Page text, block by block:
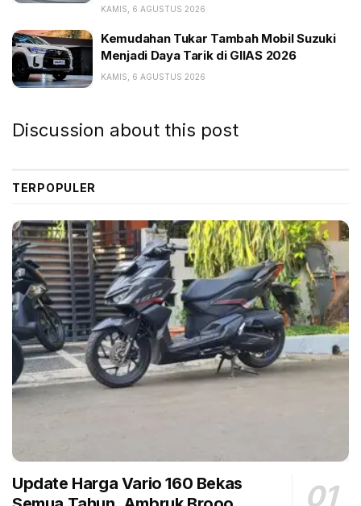
Malaysia tersedia dalam warna merah, hitam, dan
putih.
Toyota Veloz untuk pasar Malaysia. (Paultan)
Di Indonesia, Veloz dibikin PT Toyota Motor
Manufacturing Indonesia (TMMIN), sedangkan
saudaranya Avanza oleh PT Astra Daihatsu Motor
(ADM). Ini sekaligus menegaskan pemisahan Veloz
dan Avanza, yang tadinya satu model.
Veloz, kata sohib Motoris di Toyota Astra Motor
(TAM), tadinya sempat mengungguli Avanza dalam hal
penjualan. Namun, makin ke sini, Avanza membabat
Innova, namun duitnya belum cukup,” seloroh dia.
KAMIS, 6 AGUSTUS 2026
Kemudahan Tukar Tambah Mobil Suzuki
Menjadi Daya Tarik di GIIAS 2026
KAMIS, 6 AGUSTUS 2026
Discussion about this post
TERPOPULER
Update Harga Vario 160 Bekas